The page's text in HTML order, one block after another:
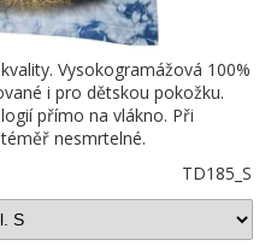
Vysokogramážová 100%
i pro dětskou pokožku.
přímo na vlákno. Při
nesmrtelné.
TD185_S